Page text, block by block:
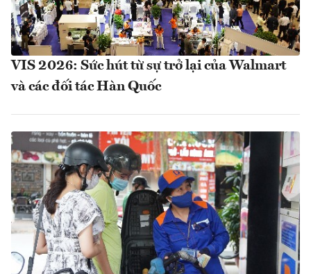
VIS 2026: Sức hút từ sự trở lại của Walmart
và các đối tác Hàn Quốc